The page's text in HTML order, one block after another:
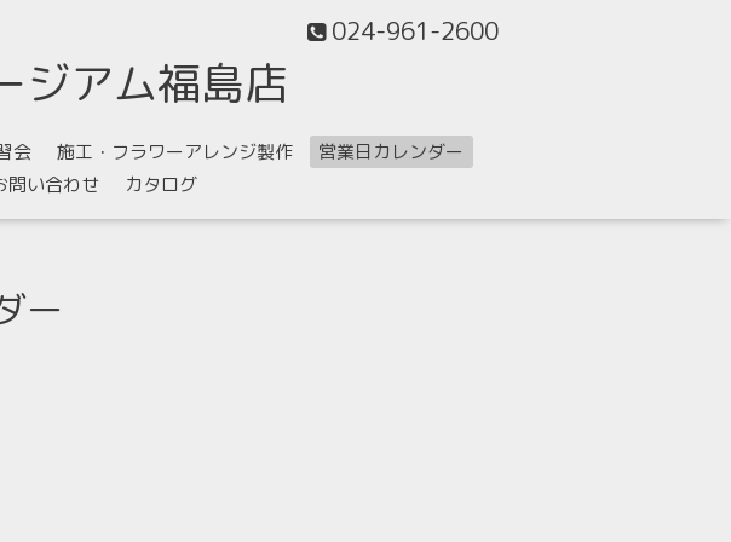
024-961-2600
ジアム福島店
会 施工・フラワーアレンジ製作
営業日カレンダー
問い合わせ カタログ
ー